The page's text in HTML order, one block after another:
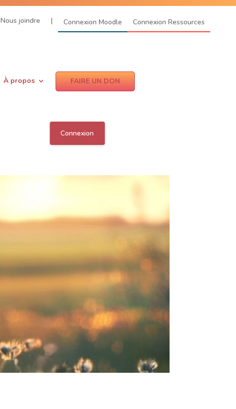
Nous joindre | Connexion Moodle Connexion Ressources
À propos FAIRE UN DON
Connexion